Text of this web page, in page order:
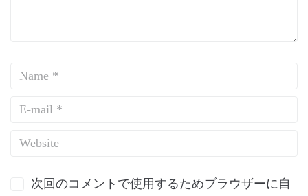
次回のコメントで使用するためブラウザーに自